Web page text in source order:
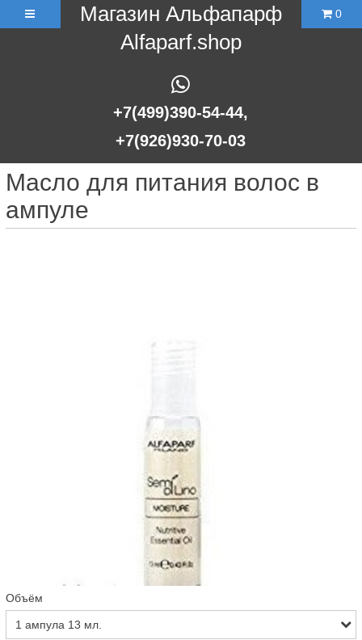
Магазин Альфапарф
Alfaparf.shop
+7(499)390-54-44,
+7(926)930-70-03
0
Масло для питания волос в
ампуле
Объём